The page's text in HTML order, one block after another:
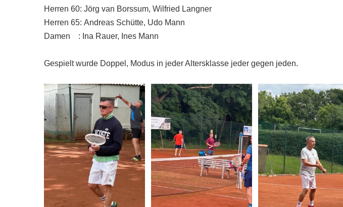
Herren 60: Jörg van Borssum, Wilfried Langner
Herren 65: Andreas Schütte, Udo Mann
Damen : Ina Rauer, Ines Mann
Gespielt wurde Doppel, Modus in jeder Altersklasse jeder gegen jeden.